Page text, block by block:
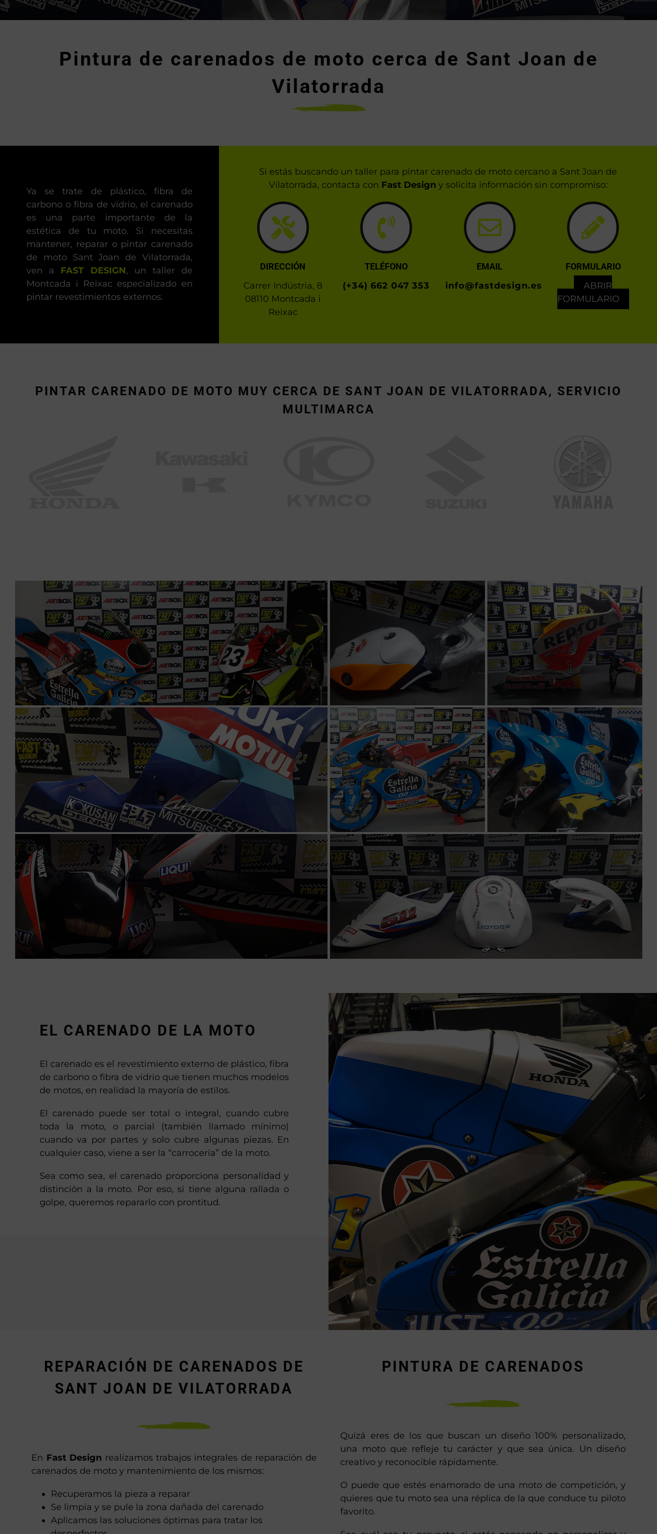
Pintura de carenados de moto cerca de Sant Joan de
Vilatorrada
Ya se trate de plástico, fibra de
carbono o fibra de vidrio, el carenado
es una parte importante de la
estética de tu moto. Si necesitas
mantener, reparar o pintar carenado
de moto Sant Joan de Vilatorrada,
ven a FAST DESIGN, un taller de
Montcada i Reixac especializado en
pintar revestimientos externos.
Si estás buscando un taller para pintar carenado de moto cercano a Sant Joan de
Vilatorrada, contacta con Fast Design y solicita información sin compromiso:
DIRECCIÓN
Carrer Indústria, 8
08110 Montcada i
Reixac
TELÉFONO
(+34) 662 047 353
EMAIL
info@fastdesign.es
FORMULARIO
ABRIR
FORMULARIO
PINTAR CARENADO DE MOTO MUY CERCA DE SANT JOAN DE VILATORRADA, SERVICIO
MULTIMARCA
EL CARENADO DE LA MOTO
El carenado es el revestimiento externo de plástico, fibra
de carbono o fibra de vidrio que tienen muchos modelos
de motos, en realidad la mayoría de estilos.
El carenado puede ser total o integral, cuando cubre
toda la moto, o parcial (también llamado mínimo)
cuando va por partes y solo cubre algunas piezas. En
cualquier caso, viene a ser la “carrocería” de la moto.
Sea como sea, el carenado proporciona personalidad y
distinción a la moto. Por eso, si tiene alguna rallada o
golpe, queremos repararlo con prontitud.
REPARACIÓN DE CARENADOS DE
SANT JOAN DE VILATORRADA
En Fast Design realizamos trabajos integrales de reparación de
carenados de moto y mantenimiento de los mismos:
Recuperamos la pieza a reparar
Se limpia y se pule la zona dañada del carenado
Aplicamos las soluciones óptimas para tratar los
PINTURA DE CARENADOS
Quizá eres de los que buscan un diseño 100% personalizado,
una moto que refleje tu carácter y que sea única. Un diseño
creativo y reconocible rápidamente.
O puede que estés enamorado de una moto de competición, y
quieres que tu moto sea una réplica de la que conduce tu piloto
favorito.